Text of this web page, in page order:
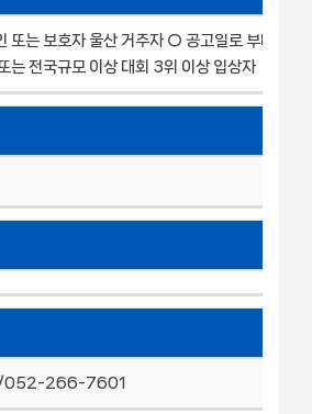
또는 보호자 울산 거주자 ○ 공고일로 부터 2년
는 전국규모 이상 대회 3위 이상 입상자
/052-266-7601